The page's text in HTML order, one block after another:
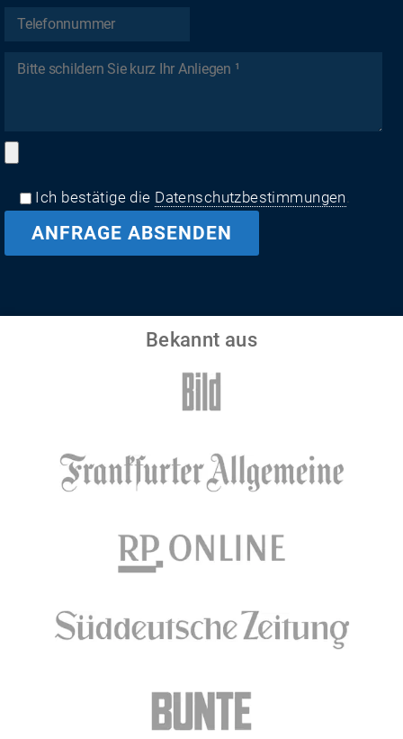
Ich bestätige die Datenschutzbestimmungen
Bekannt aus